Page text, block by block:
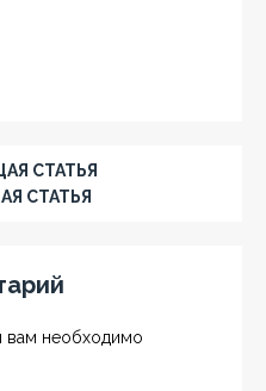
СТАТЬЯ
СТАТЬЯ
вам необходимо